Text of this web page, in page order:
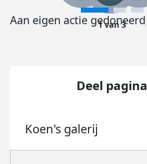
Aan eigen actie gedoneerd
1 van 3
Deel pagina
Koen's galerij